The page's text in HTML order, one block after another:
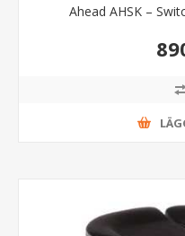
Ahead AHSK –